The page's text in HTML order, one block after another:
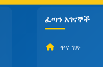
ፈጣን አገናኞች
ዋና ገጽ